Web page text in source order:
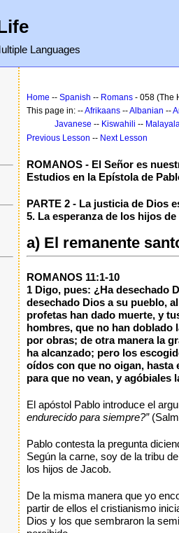
Languages
Home -- Spanish -- Romans - 058 (The
This page in: --Afrikaans --Albanian --
Javanese -- Kiswahili --
Previous Lesson -- Next Lesson
ROMANOS - El Señor es
Estudios en la Epístola de
PARTE 2 - La justicia de Dios
5. La esperanza de los hijos
a) El remanente
ROMANOS 11:1-10
1 Digo, pues: ¿Ha desechado
desechado Dios a su pueblo,
profetas han dado muerte, y
hombres, que no han doblado
por obras; de otra manera la
ha alcanzado; pero los
oídos con que no oigan, hasta
para que no vean, y agóbiales
El apóstol Pablo introduce el
endurecido para siempre?”
Pablo contesta la pregunta
Según la carne, soy de la tribu
los hijos de Jacob.
De la misma manera que yo
partir de ellos el cristianismo
Dios y los que sembraron la